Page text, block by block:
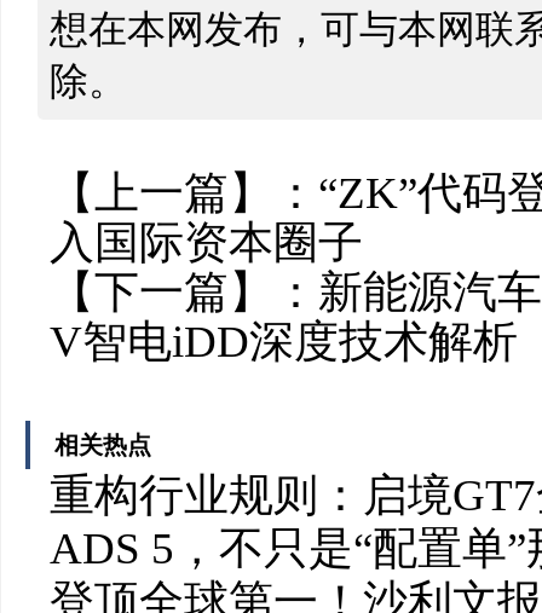
想在本网发布，可与本网联
除。
【上一篇】： “ZK”代码
入国际资本圈子
【下一篇】： 新能源汽
V智电iDD深度技术解析
相关热点
重构行业规则：启境
ADS 5，不只是“配置单
登顶全球第一！沙利文